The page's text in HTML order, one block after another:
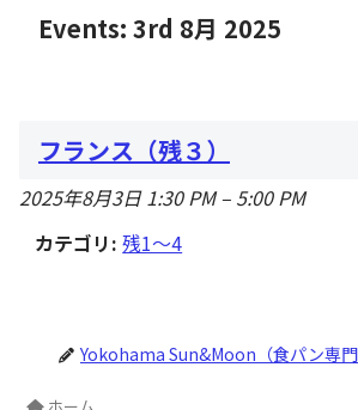
Events: 3rd 8月 2025
フランス（残３）
2025年8月3日 1:30 PM– 5:00 PM
カテゴリ: 残1〜4
Yokohama Sun&Moon（食パン専門